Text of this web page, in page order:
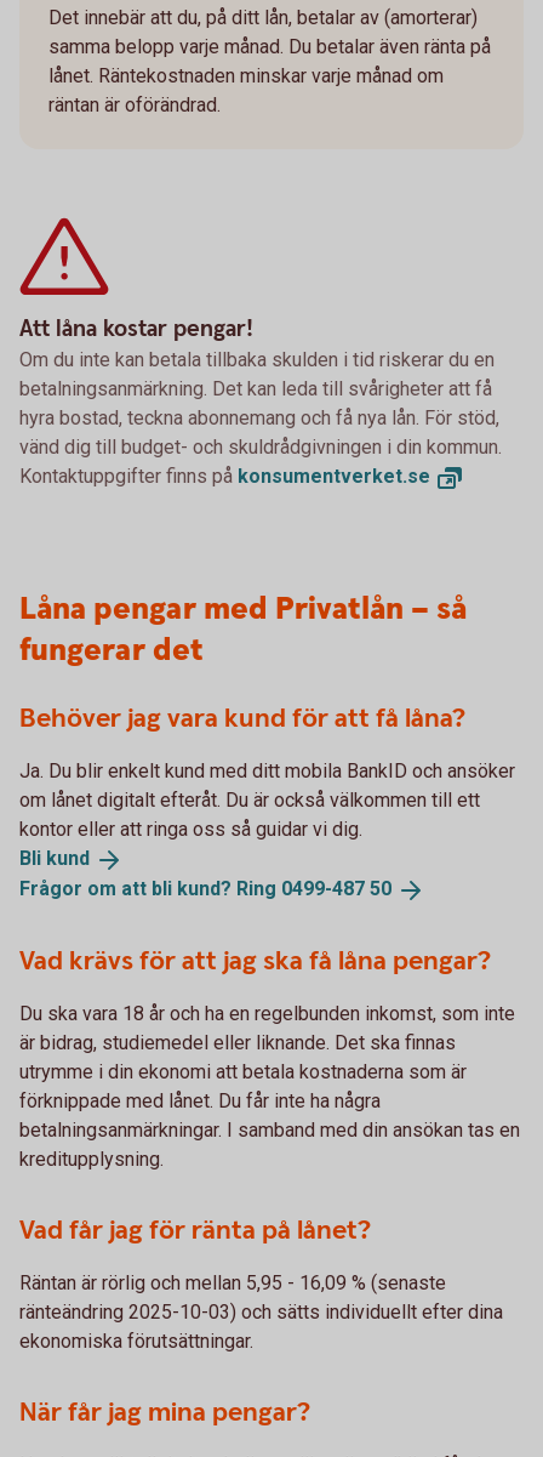
Det innebär att du, på ditt lån, betalar av (amorterar)
samma belopp varje månad. Du betalar även ränta på
lånet. Räntekostnaden minskar varje månad om
räntan är oförändrad.
Att låna kostar pengar!
Om du inte kan betala tillbaka skulden i tid riskerar du en
betalningsanmärkning. Det kan leda till svårigheter att få
hyra bostad, teckna abonnemang och få nya lån. För stöd,
vänd dig till budget- och skuldrådgivningen i din kommun.
Kontaktuppgifter finns på konsumentverket.se
Låna pengar med Privatlån – så
fungerar det
Behöver jag vara kund för att få låna?
Ja. Du blir enkelt kund med ditt mobila BankID och ansöker
om lånet digitalt efteråt. Du är också välkommen till ett
kontor eller att ringa oss så guidar vi dig.
Bli kund
Frågor om att bli kund? Ring 0499-487 50
Vad krävs för att jag ska få låna pengar?
Du ska vara 18 år och ha en regelbunden inkomst, som inte
är bidrag, studiemedel eller liknande. Det ska finnas
utrymme i din ekonomi att betala kostnaderna som är
förknippade med lånet. Du får inte ha några
betalningsanmärkningar. I samband med din ansökan tas en
kreditupplysning.
Vad får jag för ränta på lånet?
Räntan är rörlig och mellan 5,95 - 16,09 % (senaste
ränteändring 2025-10-03) och sätts individuellt efter dina
ekonomiska förutsättningar.
När får jag mina pengar?